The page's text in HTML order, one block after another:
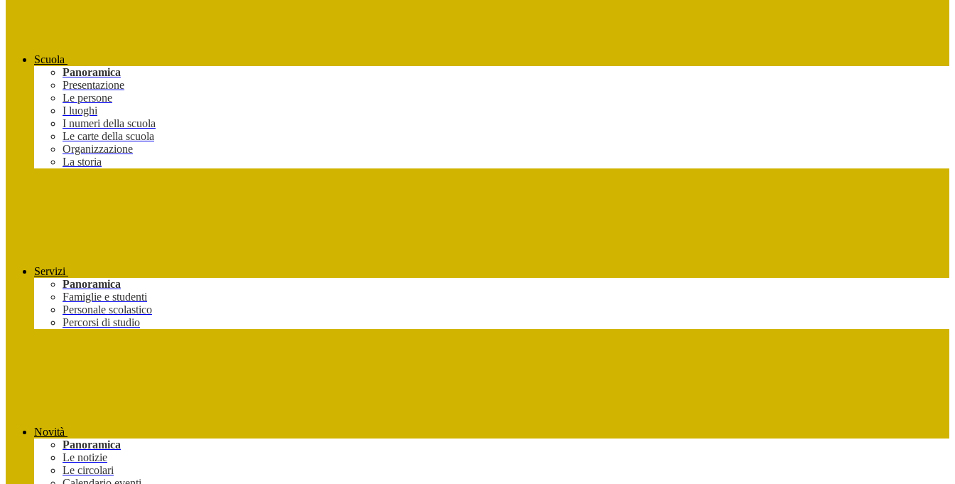
Scuola
Panoramica
Presentazione
Le persone
I luoghi
I numeri della scuola
Le carte della scuola
Organizzazione
La storia
Servizi
Panoramica
Famiglie e studenti
Personale scolastico
Percorsi di studio
Novità
Panoramica
Le notizie
Le circolari